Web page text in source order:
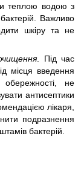
теплою водою з
Важливо
шкіру та не
. Під час
місця введення
не
антисептики
лікаря,
подразнення
бактерій.